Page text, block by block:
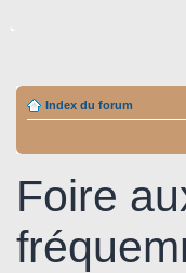
Index du forum
Foire